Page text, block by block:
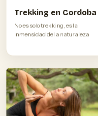
Trekking en Cordoba
No es solo trekking, es la
inmensidad de la naturaleza